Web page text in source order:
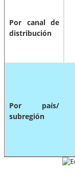
Por canal de
distribución
Por país/
subregión